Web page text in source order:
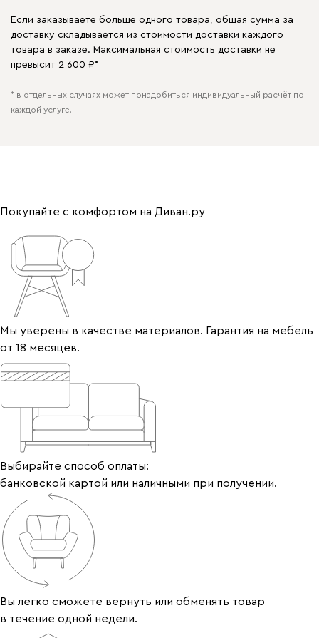
Если заказываете больше одного товара, общая сумма за
доставку складывается из стоимости доставки каждого
товара в заказе. Максимальная стоимость доставки не
превысит 2 600 ₽*
* в отдельных случаях может понадобиться индивидуальный расчёт по
каждой услуге.
Покупайте с комфортом на Диван.ру
Мы уверены в качестве материалов. Гарантия на мебель
от 18 месяцев.
Выбирайте способ оплаты:
банковской картой или наличными при получении.
Вы легко сможете вернуть или обменять товар
в течение одной недели.